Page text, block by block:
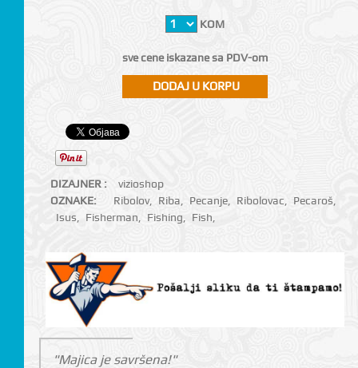
KOM
sve cene iskazane sa PDV-om
DIZAJNER :
vizioshop
OZNAKE:
Ribolov, Riba Pecanje, Ribolovac Pecaroš
Isus
Fisherman Fishing Fish
"Majica je savršena!"